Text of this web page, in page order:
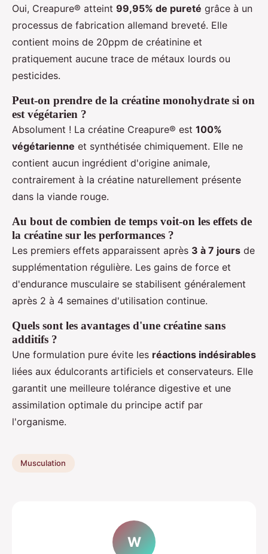
Oui, Creapure® atteint 99,95% de pureté grâce à un
processus de fabrication allemand breveté. Elle
contient moins de 20ppm de créatinine et
pratiquement aucune trace de métaux lourds ou
pesticides.
Peut-on prendre de la créatine monohydrate si on
est végétarien ?
Absolument ! La créatine Creapure® est 100%
végétarienne et synthétisée chimiquement. Elle ne
contient aucun ingrédient d'origine animale,
contrairement à la créatine naturellement présente
dans la viande rouge.
Au bout de combien de temps voit-on les effets de
la créatine sur les performances ?
Les premiers effets apparaissent après 3 à 7 jours de
supplémentation régulière. Les gains de force et
d'endurance musculaire se stabilisent généralement
après 2 à 4 semaines d'utilisation continue.
Quels sont les avantages d'une créatine sans
additifs ?
Une formulation pure évite les réactions indésirables
liées aux édulcorants artificiels et conservateurs. Elle
garantit une meilleure tolérance digestive et une
assimilation optimale du principe actif par
l'organisme.
Musculation
W